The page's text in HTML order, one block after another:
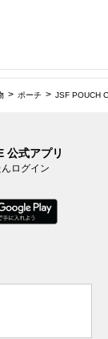
ポーチ JSF POUCH
公式アプリ
ログイン